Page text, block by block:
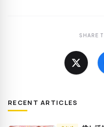
SHARE
RECENT ARTICLES